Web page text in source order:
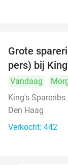
Grote
pers) bij
Vandaag
King's Spareribs
Den Haag
Verkocht: 442